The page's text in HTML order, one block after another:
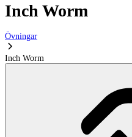
Inch Worm
Övningar
Inch Worm